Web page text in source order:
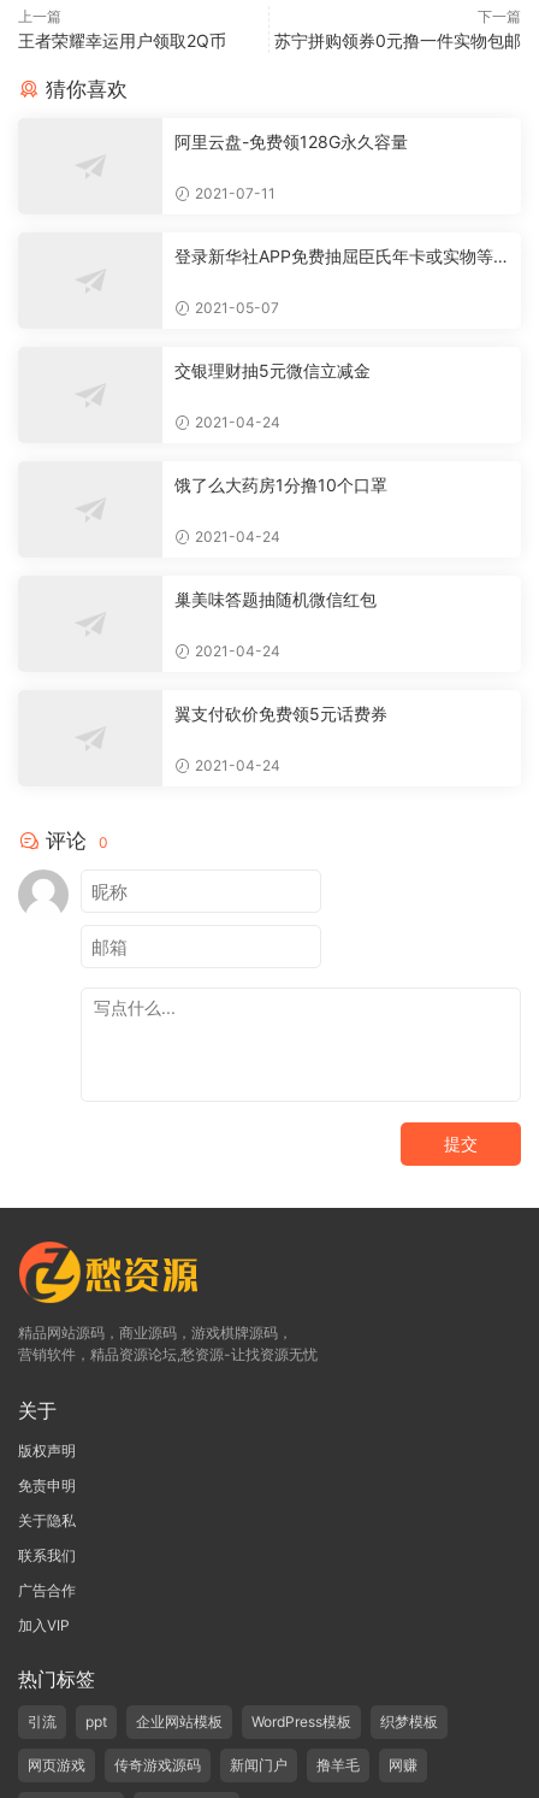
上一篇
王者荣耀幸运用户领取2Q币
下一篇
苏宁拼购领券0元撸一件实物包邮
猜你喜欢
阿里云盘-免费领128G永久容量
2021-07-11
登录新华社APP免费抽屈臣氏年卡或实物等
2021-05-07
交银理财抽5元微信立减金
2021-04-24
饿了么大药房1分撸10个口罩
2021-04-24
巢美味答题抽随机微信红包
2021-04-24
翼支付砍价免费领5元话费券
2021-04-24
评论 0
提交
精品网站源码，商业源码，游戏棋牌源码，
营销软件，精品资源论坛,愁资源-让找资源无忧
关于
版权声明
免责申明
关于隐私
联系我们
广告合作
加入VIP
热门标签
引流 ppt 企业网站模板 WordPress模板 织梦模板
网页游戏 传奇游戏源码 新闻门户 撸羊毛 网赚